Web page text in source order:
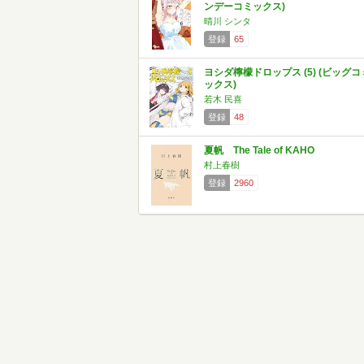
ンデーコミックス)
晴川 シンタ
登録
65
ヨシダ檸檬ドロップス (5) (ビッグコ
ックス)
若木 民喜
登録
48
夏帆 The Tale of KAHO
村上春樹
登録
2960